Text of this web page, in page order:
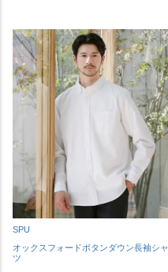
SPU
オックスフォードボタンダウン長袖シャ
ツ